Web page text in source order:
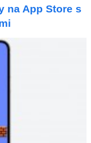
na App Store s